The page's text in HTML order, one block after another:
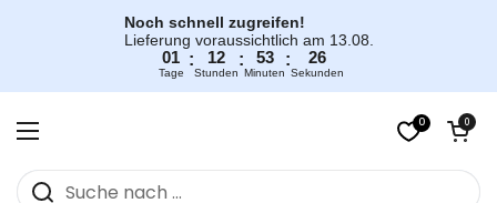
Noch schnell zugreifen!
Lieferung voraussichtlich am 13.08.
01
Tage
: 12
Stunden
: 53
Minuten
: 26
Sekunden
Menü öffnen
0Warenkorb
0